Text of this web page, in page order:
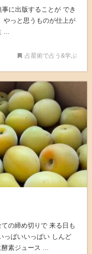
に出版することが でき
やっと思うものが仕上が
占星術で占う&学ぶ
の締め切りで 来る日も
っぱいいっぱい しんど
素ジュース ...